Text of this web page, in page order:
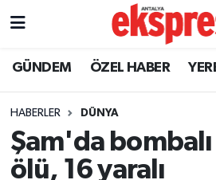
GÜNDEM ÖZEL HABER
HABERLER DÜNYA
Şam'da bombalı
ölü, 16 yaralı
ÖZEL HABER
YEREL GÜNDEM
Nöbetçi Eczaneler
Trafik Durumu